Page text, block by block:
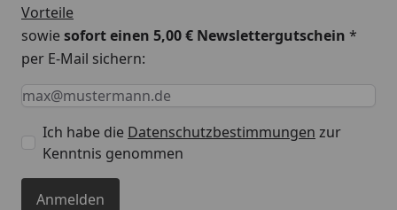
Vorteile
sowiesofort einen 5,00 € Newslettergutschein *
per E-Mail sichern:
Keine Eingabe erforderlich
Eingabe erforderlich
E-Mail *
Ich habe die Datenschutzbestimmungen zur
Kenntnis genommen
Anmelden